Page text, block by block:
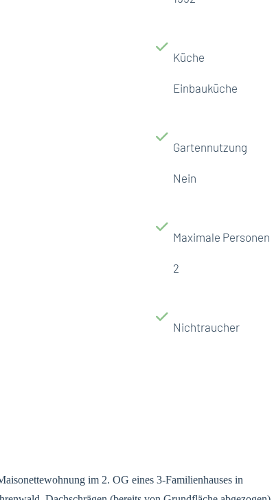
Küche
Einbauküche
Gartennutzung
Nein
Maximale Personen
2
Nichtraucher
im 2. OG eines 3-Familienhauses in